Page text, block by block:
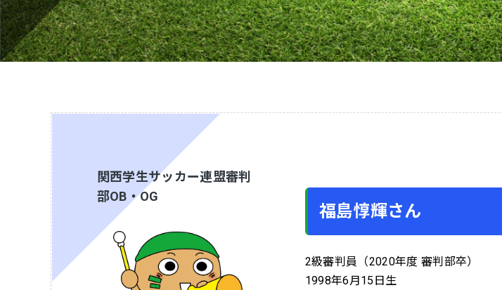
関西学生サッカー連盟審判
部OB・OG
福島惇輝さん
2級審判員（2020年度 審判部卒）
1998年6月15日生